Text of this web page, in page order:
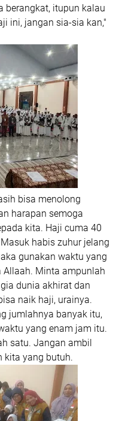
berangkat, itupun kalau
ini, jangan sia-sia kan,"
bisa menolong
harapan semoga
kita. Haji cuma 40
habis zuhur jelang
gunakan waktu yang
Allaah. Minta ampunlah
dunia akhirat dan
naik haji, urainya.
jumlahnya banyak itu,
yang enam jam itu.
satu. Jangan ambil
kita yang butuh.